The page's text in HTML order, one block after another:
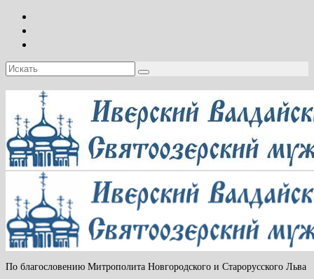
Искать:
По благословению Митрополита Новгородского и Старорусского Льва